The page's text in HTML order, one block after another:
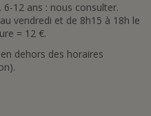
6-12 ans : nous consulter.
vendredi et de 8h15 à 18h le
= 12 €.
dehors des horaires